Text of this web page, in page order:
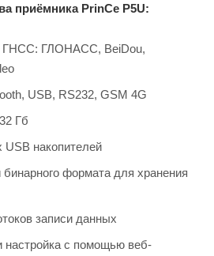
приёмника PrinCe P5U:
ГНСС: ГЛОНАСС, BeiDou,
USB, RS232, GSM 4G
Гб
накопителей
формата для хранения
записи данных
настройка с помощью веб-